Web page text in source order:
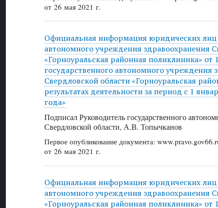
от 26 мая 2021 г.
Официальная информация юридических лиц
автономного учреждения здравоохранения
«Горноуральская районная поликлиника» от
государственного автономного учреждения
Свердловской области «Горноуральская
результатах деятельности за период с 1
года»
Подписал Руководитель государственного
Свердловской области, А.В. Топычканов
Первое опубликование документа:
от 26 мая 2021 г.
Официальная информация юридических лиц
автономного учреждения здравоохранения
«Горноуральская районная поликлиника» от